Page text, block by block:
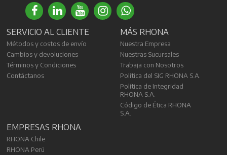
SERVICIO AL CLIENTE
Métodos y costos de envío
Cambios y devoluciones
Términos y Condiciones
Contáctanos
MÁS RHONA
Nuestra Empresa
Nuestras Sucursales
Trabaja con Nosotros
Política del SIG RHONA S.A.
Política de Integridad
RHONA S.A.
Código de Ética RHONA
S.A.
EMPRESAS RHONA
RHONA Chile
RHONA Perú